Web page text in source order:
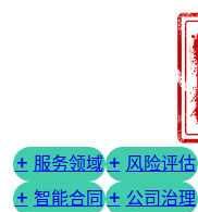
服务领域 风险评估
智能合同
公司治理